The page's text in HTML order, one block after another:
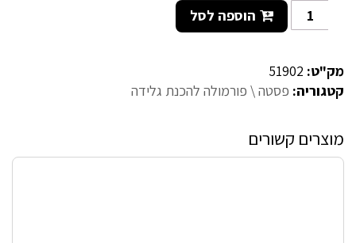
הוספה לסל
מק"ט: 51902
קטגוריה: פסטה \ פורמולה להכנת גלידה
מוצרים קשורים